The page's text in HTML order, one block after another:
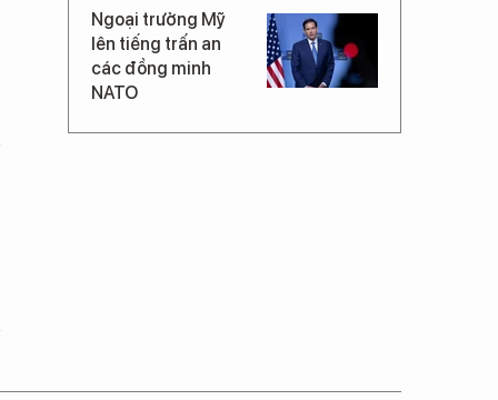
Ngoại trưởng Mỹ
lên tiếng trấn an
các đồng minh
NATO